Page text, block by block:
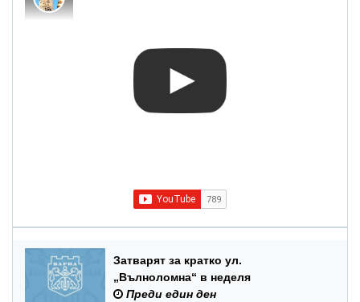
Затварят за кратко ул.
„Вълноломна“ в неделя
Преди един ден